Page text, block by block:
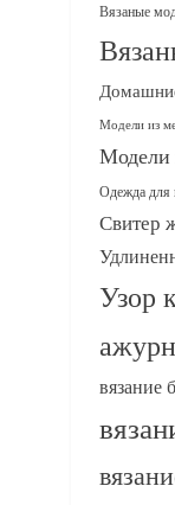
Вязаные
Модели из
Модели
Одежда для
Свитер
Узор
вязание